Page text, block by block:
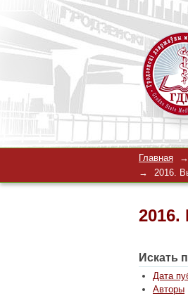
Главная →
→
2016.
Искать
Дата
Авторы